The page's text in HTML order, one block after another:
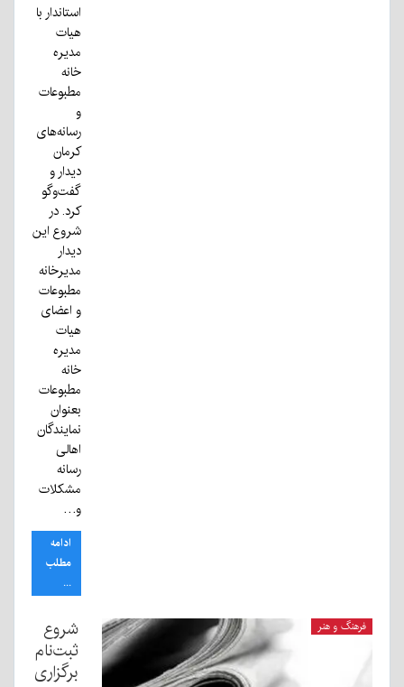
استاندار با
هیات
مدیره
خانه
مطبوعات
و
رسانه‌های
کرمان
دیدار و
گفت‌و‌گو
کرد. در
شروع این
دیدار
مدیرخانه
مطبوعات
و اعضای
هیات
مدیره
خانه
مطبوعات
بعنوان
نمایندگان
اهالی
رسانه
مشکلات
و…
ادامه
مطلب
...
فرهنگ و هنر
شروع
ثبت‌نام
برگزاری